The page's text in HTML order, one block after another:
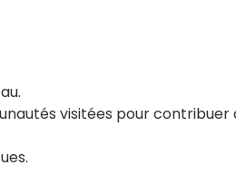
visitées pour